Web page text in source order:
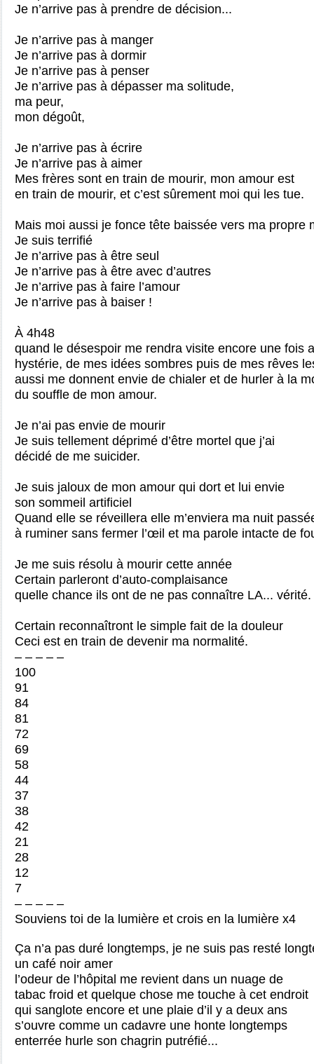
Je n’arrive pas à prendre de décision...
Je n’arrive pas à manger
Je n’arrive pas à dormir
Je n’arrive pas à penser
Je n’arrive pas à dépasser ma solitude,
ma peur,
mon dégoût,
Je n’arrive pas à écrire
Je n’arrive pas à aimer
Mes frères sont en train de mourir, mon amour est
en train de mourir, et c’est sûrement moi qui les tue.
Mais moi aussi je fonce tête baissée vers ma propre
Je suis terrifié
Je n’arrive pas à être seul
Je n’arrive pas à être avec d’autres
Je n’arrive pas à faire l’amour
Je n’arrive pas à baiser !
À 4h48
quand le désespoir me rendra visite encore une fois
hystérie, de mes idées sombres puis de mes rêves
aussi me donnent envie de chialer et de hurler à la
du souffle de mon amour.
Je n’ai pas envie de mourir
Je suis tellement déprimé d’être mortel que j’ai
décidé de me suicider.
Je suis jaloux de mon amour qui dort et lui envie
son sommeil artificiel
Quand elle se réveillera elle m’enviera ma nuit
à ruminer sans fermer l’œil et ma parole intacte de
Je me suis résolu à mourir cette année
Certain parleront d’auto‑complaisance
quelle chance ils ont de ne pas connaître LA... vérité.
Certain reconnaîtront le simple fait de la douleur
Ceci est en train de devenir ma normalité.
– – – – –
100
91
84
81
72
69
58
44
37
38
42
21
28
12
7
– – – – –
Souviens toi de la lumière et crois en la lumière x4
Ça n’a pas duré longtemps, je ne suis pas resté
un café noir amer
l’odeur de l’hôpital me revient dans un nuage de
tabac froid et quelque chose me touche à cet endroit
qui sanglote encore et une plaie d’il y a deux ans
s’ouvre comme un cadavre une honte longtemps
enterrée hurle son chagrin putréfié...